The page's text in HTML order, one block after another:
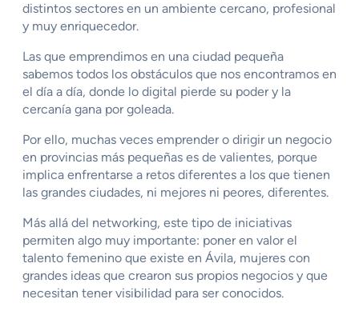
distintos sectores en un ambiente cercano, profesional
y muy enriquecedor.
Las que emprendimos en una ciudad pequeña
sabemos todos los obstáculos que nos encontramos en
el día a día, donde lo digital pierde su poder y la
cercanía gana por goleada.
Por ello, muchas veces emprender o dirigir un negocio
en provincias más pequeñas es de valientes, porque
implica enfrentarse a retos diferentes a los que tienen
las grandes ciudades, ni mejores ni peores, diferentes.
Más allá del networking, este tipo de iniciativas
permiten algo muy importante: poner en valor el
talento femenino que existe en Ávila, mujeres con
grandes ideas que crearon sus propios negocios y que
necesitan tener visibilidad para ser conocidos.